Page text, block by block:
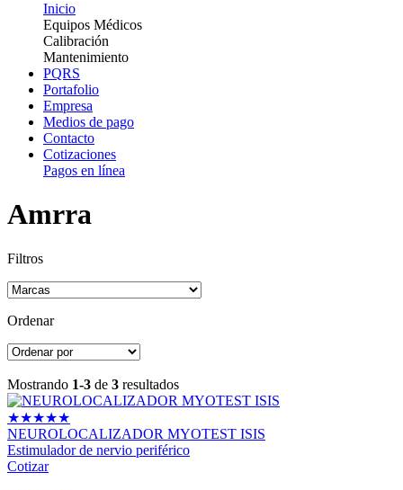
Inicio
Equipos Médicos
Calibración
Mantenimiento
PQRS
Portafolio
Empresa
Medios de pago
Contacto
Cotizaciones
Pagos en línea
Amrra
Filtros
Ordenar
Mostrando 1-3 de 3 resultados
★★★★★
NEUROLOCALIZADOR MYOTEST ISIS
Estimulador de nervio periférico
Cotizar